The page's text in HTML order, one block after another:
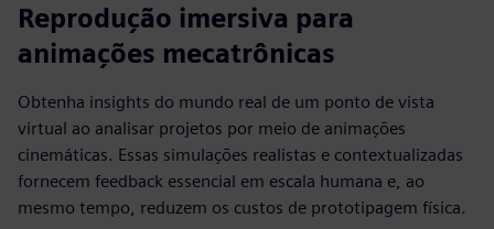
Reprodução imersiva para
animações mecatrônicas
Obtenha insights do mundo real de um ponto de vista
virtual ao analisar projetos por meio de animações
cinemáticas. Essas simulações realistas e contextualizadas
fornecem feedback essencial em escala humana e, ao
mesmo tempo, reduzem os custos de prototipagem física.